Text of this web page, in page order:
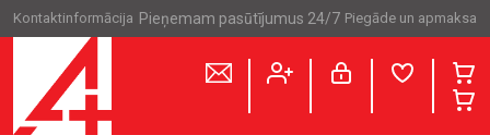
Kontaktinformācija Pieņemam pasūtījumus 24/7 Piegāde un apmaksa